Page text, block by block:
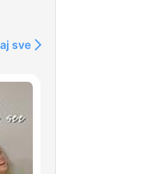
sve